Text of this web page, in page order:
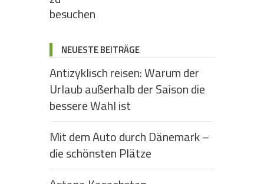
NEUESTE BEITRÄGE
Antizyklisch reisen: Warum der
Urlaub außerhalb der Saison die
bessere Wahl ist
Mit dem Auto durch Dänemark –
die schönsten Plätze